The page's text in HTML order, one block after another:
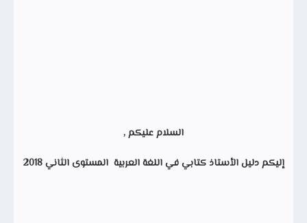
السلام عليكم ,
إليكمدليل الأستاذ كتابي في اللغة العربية المستوى الثاني 2018